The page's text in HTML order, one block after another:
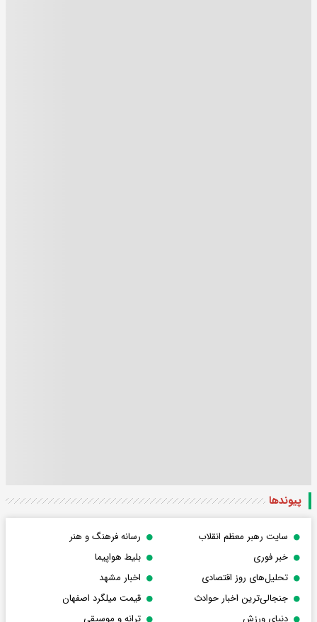
پیوندها
سایت رهبر معظم انقلاب
رسانه فرهنگ و هنر
خبر فوری
بلیط هواپیما
تحلیل‌های روز اقتصادی
اخبار مشهد
جنجالی‌ترین اخبار حوادث
قیمت میلگرد اصفهان
دنیای ورزش
ترانه و موسیقی